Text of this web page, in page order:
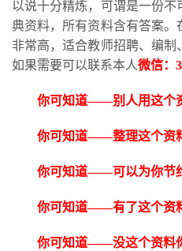
以说十分精炼，可谓是一份
典资料，所有资料含有答案
非常高，适合教师招聘、编制
如果需要可以联系本人微信：
你可知道——别人用这个
你可知道——整理这个资
你可知道——可以为你节
你可知道——有了这个资
你可知道——没这个资料